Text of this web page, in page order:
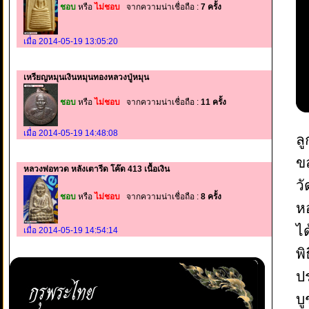
ชอบ หรือไม่ชอบ จากความน่าเชื่อถือ : 7 ครั้ง
เมื่อ 2014-05-19 13:05:20
เหรียญหมุนเงินหมุนทองหลวงปู่หมุน
ชอบ หรือ ไม่ชอบ จากความน่าเชื่อถือ : 11 ครั้ง
เมื่อ 2014-05-19 14:48:08
หลวงพ่อทวด หลังเตารีด โค๊ด 413 เนื้อเงิน
ชอบ หรือ ไม่ชอบ จากความน่าเชื่อถือ : 8 ครั้ง
เมื่อ 2014-05-19 14:54:14
ลู
ข
วั
ห
ไ
พิ
ป
บู